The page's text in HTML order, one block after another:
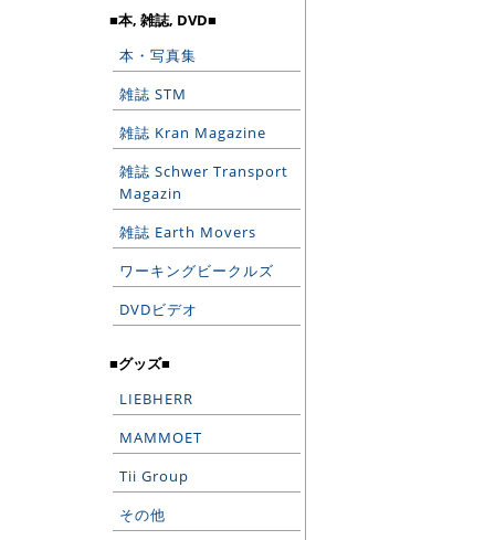
■本, 雑誌, DVD■
本・写真集
雑誌 STM
雑誌 Kran Magazine
雑誌 Schwer Transport
Magazin
雑誌 Earth Movers
ワーキングビークルズ
DVDビデオ
■グッズ■
LIEBHERR
MAMMOET
Tii Group
その他